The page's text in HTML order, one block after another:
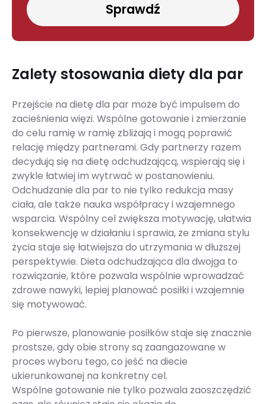
Sprawdź
Zalety stosowania diety dla par
Przejście na dietę dla par może być impulsem do
zacieśnienia więzi. Wspólne gotowanie i zmierzanie
do celu ramię w ramię zbliżają i mogą poprawić
relację między partnerami. Gdy partnerzy razem
decydują się na dietę odchudzającą, wspierają się i
zwykle łatwiej im wytrwać w postanowieniu.
Odchudzanie dla par to nie tylko redukcja masy
ciała, ale także nauka współpracy i wzajemnego
wsparcia. Wspólny cel zwiększa motywację, ułatwia
konsekwencję w działaniu i sprawia, że zmiana stylu
życia staje się łatwiejsza do utrzymania w dłuższej
perspektywie. Dieta odchudzająca dla dwojga to
rozwiązanie, które pozwala wspólnie wprowadzać
zdrowe nawyki, lepiej planować posiłki i wzajemnie
się motywować.
Po pierwsze, planowanie posiłków staje się znacznie
prostsze, gdy obie strony są zaangażowane w
proces wyboru tego, co jeść na diecie
ukierunkowanej na konkretny cel.
Wspólne gotowanie nie tylko pozwala zaoszczędzić